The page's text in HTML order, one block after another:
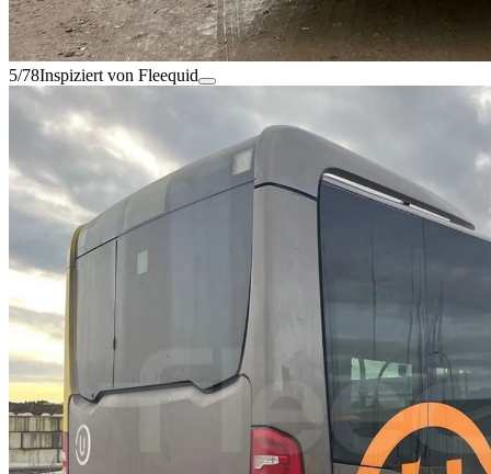
5/78Inspiziert von Fleequid